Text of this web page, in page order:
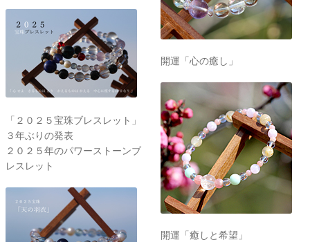
「２０２５宝珠ブレスレット」
３年ぶりの発表
２０２５年のパワーストーンブ
レスレット
開運「心の癒し」
開運「癒しと希望」